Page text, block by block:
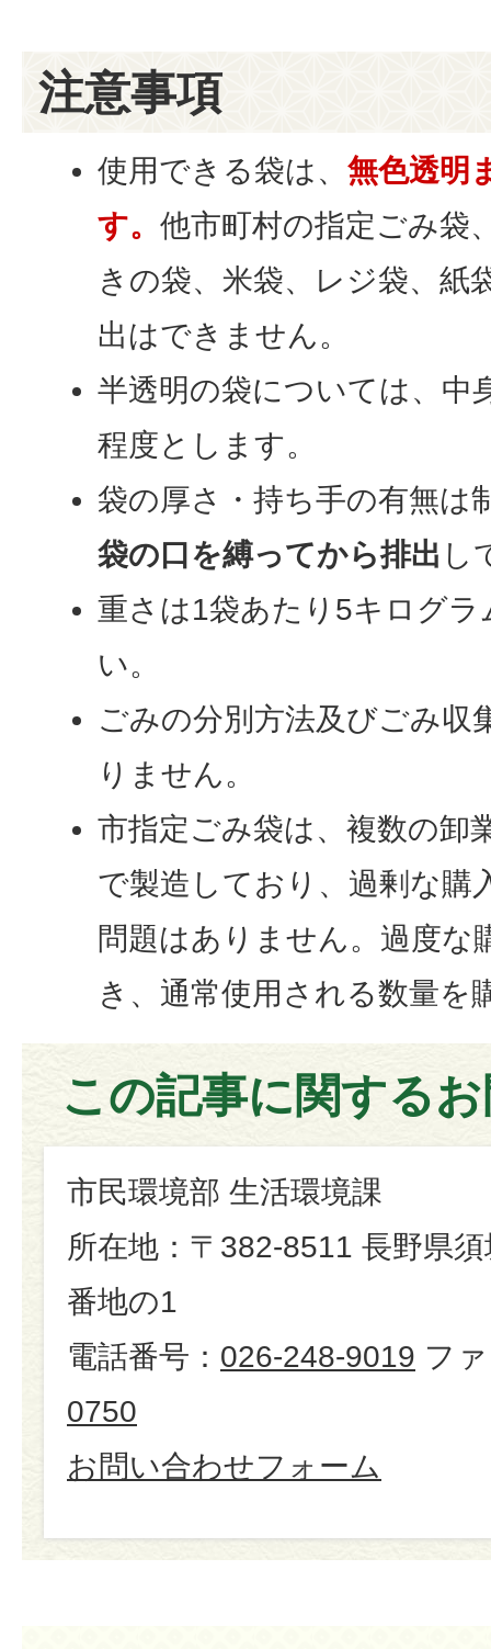
注意事項
使用できる袋は、無色透明
す。他市町村の指定ごみ袋
きの袋、米袋、レジ袋、紙
出はできません。
半透明の袋については、中
程度とします。
袋の厚さ・持ち手の有無は
袋の口を縛ってから排出 し
重さは1袋あたり5キログ
い。
ごみの分別方法及びごみ収
りません。
市指定ごみ袋は、複数の卸
で製造しており、過剰な購
問題はありません。過度な
き、通常使用される数量を
この記事に関する
市民環境部 生活環境課
所在地：〒382-8511 長野県
番地の1
電話番号： 026-248-9019 フ
0750
お問い合わせフォーム